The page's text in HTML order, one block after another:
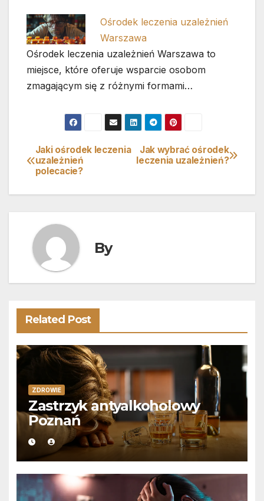
Ośrodek leczenia uzależnień
Warszawa
Ośrodek leczenia uzależnień Warszawa to
miejsce, które oferuje wsparcie osobom
zmagającym się z różnymi formami…
Nawigacja
wpisu
Jak wybrać ośrodek
leczenia uzależnień?
Jaki ośrodek leczenia
uzależnień
polecacie?
By
Related Post
ZDROWIE
Zastrzyk antyalkoholowy
Poznań